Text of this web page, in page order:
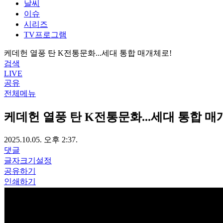
날씨
이슈
시리즈
TV프로그램
케데헌 열풍 탄 K전통문화...세대 통합 매개체로!
검색
LIVE
공유
전체메뉴
케데헌 열풍 탄 K전통문화...세대 통합 매
2025.10.05. 오후 2:37.
댓글
글자크기설정
공유하기
인쇄하기